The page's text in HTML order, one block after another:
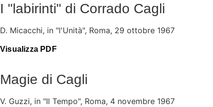
I "labirinti" di Corrado Cagli
D. Micacchi, in "l'Unità", Roma, 29 ottobre 1967
Visualizza PDF
Magie di Cagli
V. Guzzi, in "Il Tempo", Roma, 4 novembre 1967